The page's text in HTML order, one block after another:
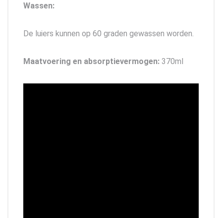
Wassen:
De luiers kunnen op 60 graden gewassen worden.
Maatvoering en absorptievermogen: 370ml